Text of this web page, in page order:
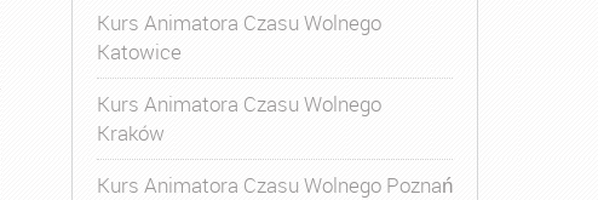
Kurs Animatora Czasu Wolnego,Kurs Animatora Czasu
Kurs Animatora Czasu Wolnego
Katowice
Kurs Animatora Czasu Wolnego
Kraków
Kurs Animatora Czasu Wolnego Poznań